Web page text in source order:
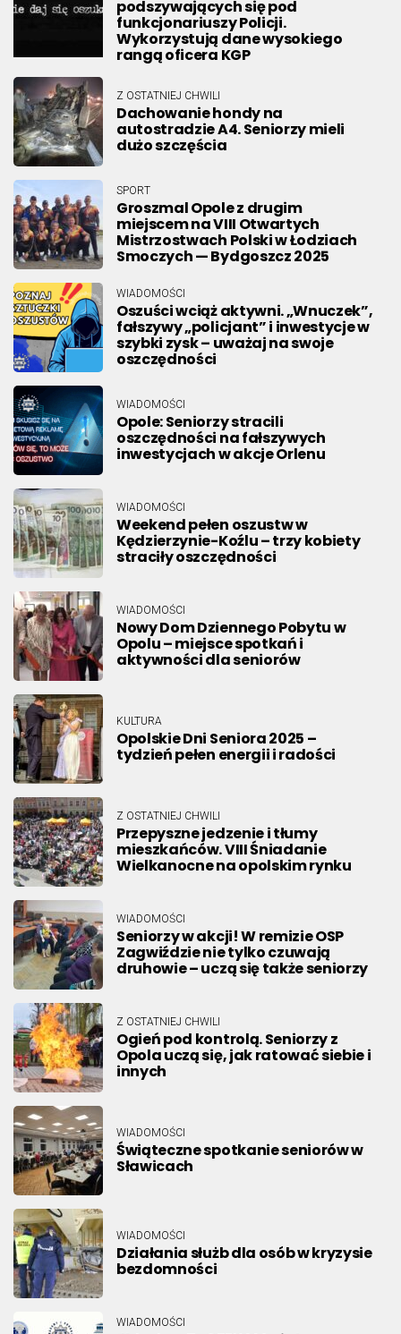
podszywających się pod
funkcjonariuszy Policji.
Wykorzystują dane wysokiego
rangą oficera KGP
Z OSTATNIEJ CHWILI
Dachowanie hondy na
autostradzie A4. Seniorzy mieli
dużo szczęścia
SPORT
Groszmal Opole z drugim
miejscem na VIII Otwartych
Mistrzostwach Polski w Łodziach
Smoczych — Bydgoszcz 2025
WIADOMOŚCI
Oszuści wciąż aktywni. „Wnuczek”,
fałszywy „policjant” i inwestycje w
szybki zysk – uważaj na swoje
oszczędności
WIADOMOŚCI
Opole: Seniorzy stracili
oszczędności na fałszywych
inwestycjach w akcje Orlenu
WIADOMOŚCI
Weekend pełen oszustw w
Kędzierzynie-Koźlu – trzy kobiety
straciły oszczędności
WIADOMOŚCI
Nowy Dom Dziennego Pobytu w
Opolu – miejsce spotkań i
aktywności dla seniorów
KULTURA
Opolskie Dni Seniora 2025 –
tydzień pełen energii i radości
Z OSTATNIEJ CHWILI
Przepyszne jedzenie i tłumy
mieszkańców. VIII Śniadanie
Wielkanocne na opolskim rynku
WIADOMOŚCI
Seniorzy w akcji! W remizie OSP
Zagwiździe nie tylko czuwają
druhowie – uczą się także seniorzy
Z OSTATNIEJ CHWILI
Ogień pod kontrolą. Seniorzy z
Opola uczą się, jak ratować siebie i
innych
WIADOMOŚCI
Świąteczne spotkanie seniorów w
Sławicach
WIADOMOŚCI
Działania służb dla osób w kryzysie
bezdomności
WIADOMOŚCI